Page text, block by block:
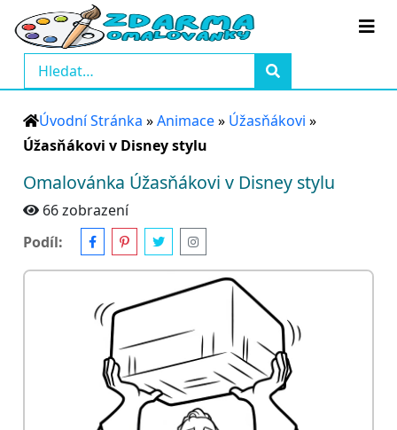
Úvodní Stránka »Animace» Úžasňákovi »
Úžasňákovi v Disney stylu
Omalovánka Úžasňákovi v Disney stylu
66 zobrazení
Podíl: